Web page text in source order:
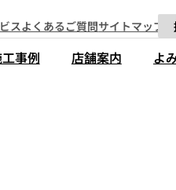
スよくあるご質問サイトマップ
事例 店舗案内 よ